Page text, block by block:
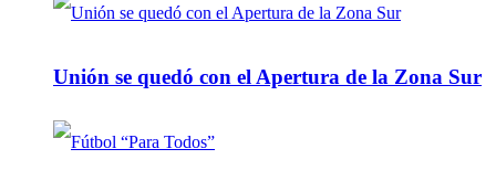
Unión se quedó con el Apertura de la Zona Sur